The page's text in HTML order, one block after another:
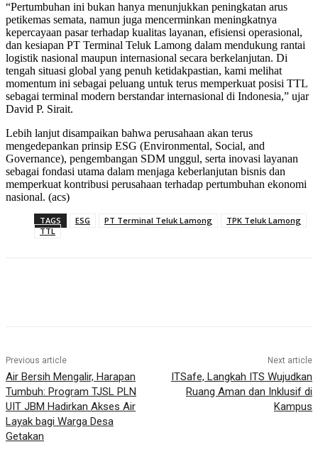
“Pertumbuhan ini bukan hanya menunjukkan peningkatan arus
petikemas semata, namun juga mencerminkan meningkatnya
kepercayaan pasar terhadap kualitas layanan, efisiensi operasional,
dan kesiapan PT Terminal Teluk Lamong dalam mendukung rantai
logistik nasional maupun internasional secara berkelanjutan. Di
tengah situasi global yang penuh ketidakpastian, kami melihat
momentum ini sebagai peluang untuk terus memperkuat posisi TTL
sebagai terminal modern berstandar internasional di Indonesia,” ujar
David P. Sirait.
Lebih lanjut disampaikan bahwa perusahaan akan terus
mengedepankan prinsip ESG (Environmental, Social, and
Governance), pengembangan SDM unggul, serta inovasi layanan
sebagai fondasi utama dalam menjaga keberlanjutan bisnis dan
memperkuat kontribusi perusahaan terhadap pertumbuhan ekonomi
nasional. (acs)
TAGS ESG PT Terminal Teluk Lamong
TPK Teluk Lamong
TTL
Previous article
Air Bersih Mengalir, Harapan
Tumbuh: Program TJSL PLN
UIT JBM Hadirkan Akses Air
Layak bagi Warga Desa
Getakan
Next article
ITSafe, Langkah ITS Wujudkan
Ruang Aman dan Inklusif di
Kampus